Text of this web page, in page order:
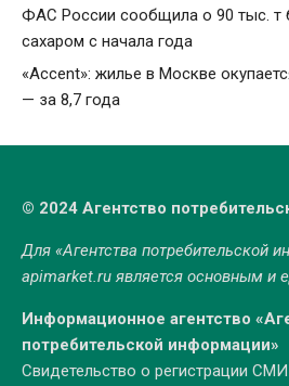
ФАС России сообщила о 90 тыс. т
сахаром с начала года
«Accent»: жилье в Москве
— за 8,7 года
© 2024 Агентство
Для «Агентства потребительской
apimarket.ruявляется основным и
Информационное агентство
потребительской информации»
Свидетельство о регистрации